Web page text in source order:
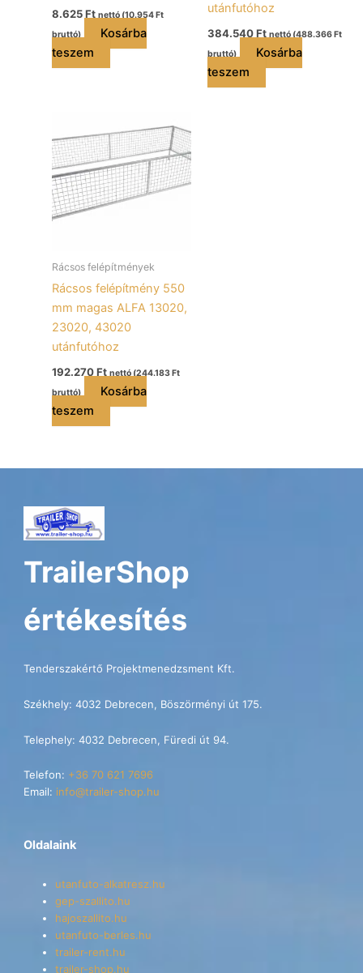
8.625Ft nettó (10.954 Ft
bruttó)
Kosárba
teszem
utánfutóhoz
384.540Ft nettó (488.366 Ft
bruttó)
Kosárba
teszem
Rácsos felépítmények
Rácsos felépítmény 550
mm magas ALFA 13020,
23020, 43020
utánfutóhoz
192.270Ft nettó (244.183 Ft
bruttó)
Kosárba
teszem
TrailerShop
értékesítés
Tenderszakértő Projektmenedzsment Kft.
Székhely: 4032 Debrecen, Böszörményi út 175.
Telephely: 4032 Debrecen, Füredi út 94.
Telefon: +36 70 621 7696
Email: info@trailer-shop.hu
Oldalaink
utanfuto-alkatresz.hu
gep-szallito.hu
hajoszallito.hu
utanfuto-berles.hu
trailer-rent.hu
trailer-shop.hu